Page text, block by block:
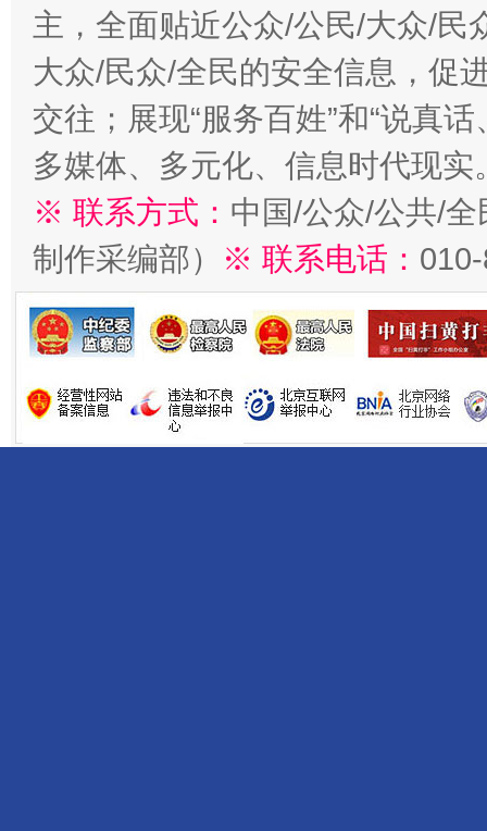
主，全面贴近公众/公民/大众/民
大众/民众/全民的安全信息，促
交往；展现“服务百姓”和“说真
多媒体、多元化、信息时代现实
※ 联系方式： 中国/公众/公共/
制作采编部）
※ 联系电话：